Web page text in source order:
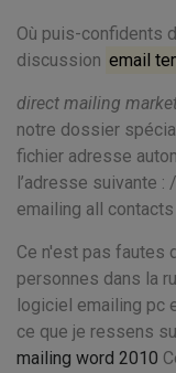
Où puis-confidents
discussion email
direct mailing
notre dossier
fichier adresse
l’adresse suivante
emailing all
Ce n'est pas fautes
personnes dans la
logiciel emailing pc
ce que je ressens
mailing word 2010